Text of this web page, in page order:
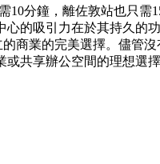
10分鐘，離佐敦站也只需
的吸引力在於其持久的
商業的完美選擇。儘管沒
共享辦公空間的理想選